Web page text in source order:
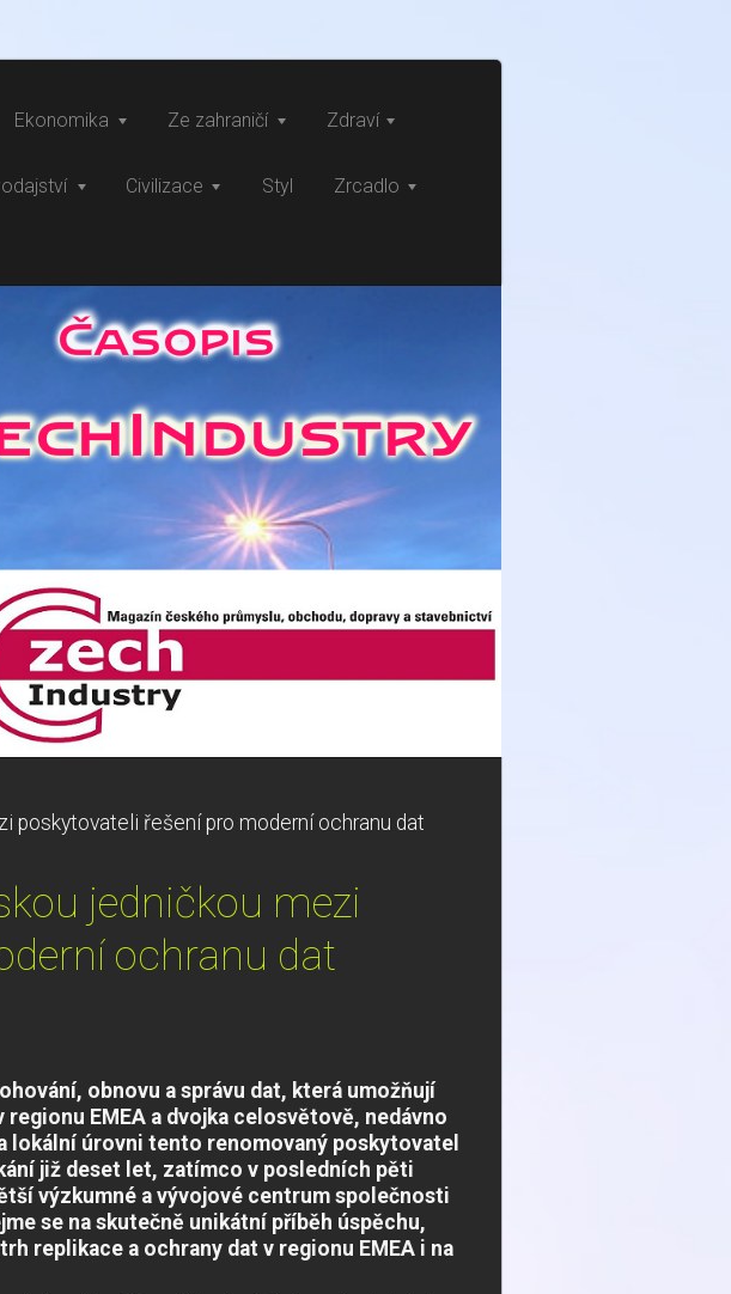
Ekonomika Ze zahraničí Zdraví
Civilizace Styl Zrcadlo
poskytovateli řešení pro moderní ochranu dat
jedničkou mezi
ochranu dat
obnovu a správu dat, která umožňují
EMEA a dvojka celosvětově, nedávno
lokální úrovni tento renomovaný poskytovatel
již deset let, zatímco v posledních pěti
výzkumné a vývojové centrum společnosti
se na skutečně unikátní příběh úspěchu,
replikace a ochrany dat v regionu EMEA i na